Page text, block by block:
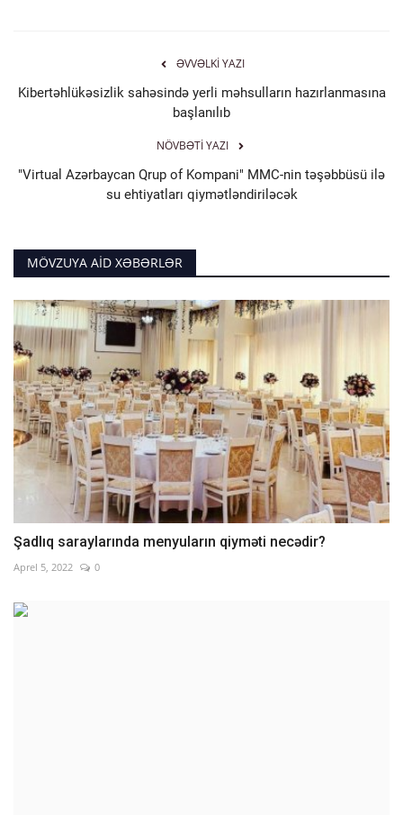
ƏVVƏLKI YAZI
Kibertəhlükəsizlik sahəsində yerli məhsulların hazırlanmasına
başlanılıb
NÖVBƏTI YAZI
"Virtual Azərbaycan Qrup of Kompani" MMC-nin təşəbbüsü ilə
su ehtiyatları qiymətləndiriləcək
MÖVZUYA AID XƏBƏRLƏR
Şadlıq saraylarında menyuların qiyməti necədir?
Aprel 5, 2022 0